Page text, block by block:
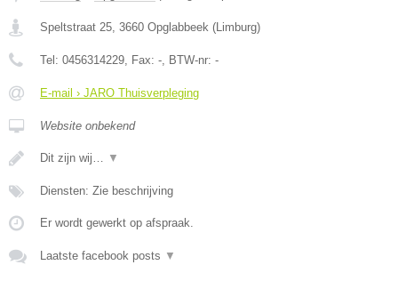
Speltstraat 25, 3660 Opglabbeek (Limburg)
Tel: 0456314229, Fax: -, BTW-nr: -
E-mail › JARO Thuisverpleging
Website onbekend
Dit zijn wij… ▼
Diensten: Zie beschrijving
Er wordt gewerkt op afspraak.
Laatste facebook posts ▼